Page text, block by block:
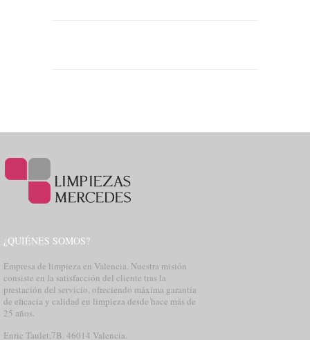
¿QUIÉNES SOMOS?
Empresa de limpieza en Valencia. Nuestra misión
consiste en la satisfacción del cliente tras la
prestación del servicio, ofreciendo máxima garantía
de eficacia y calidad en limpieza desde hace más de
25 años.
Enric Taulet,7B. 46014 Valencia.